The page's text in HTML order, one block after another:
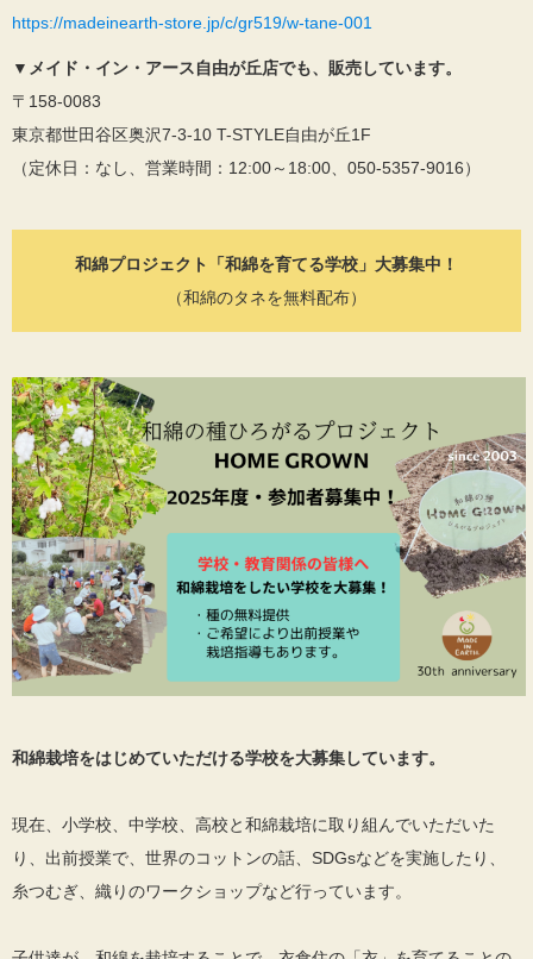
https://madeinearth-store.jp/c/gr519/w-tane-001
▼ メイド・イン・アース自由が丘店でも、販売しています。
〒158-0083
東京都世田谷区奥沢7-3-10 T-STYLE自由が丘1F
（定休日：なし、営業時間：12:00～18:00、050-5357-9016）
和綿プロジェクト「和綿を育てる学校」大募集中！
（和綿のタネを無料配布）
和綿栽培をはじめていただける学校を大募集しています。
現在、小学校、中学校、高校と和綿栽培に取り組んでいただいた
り、出前授業で、世界のコットンの話、SDGsなどを実施したり、
糸つむぎ、織りのワークショップなど行っています。